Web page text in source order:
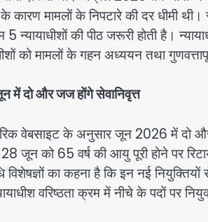
कारण मामलों के निपटारे की दर धीमी थी।
न्यायाधीशों की पीठ जरूरी होती है।
को मामलों के गहन अध्ययन तथा
दो और जज होंगे सेवानिवृत्त
वेबसाइट के अनुसार जून 2026 में दो
28 जून को 65 वर्ष की आयु पूरी होने पर
विशेषज्ञों का कहना है कि इन नई
वरिष्ठता क्रम में नीचे के पदों पर